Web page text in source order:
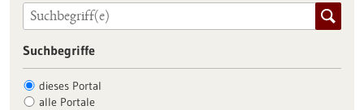
Suchbegriffe
dieses Portal
alle Portale